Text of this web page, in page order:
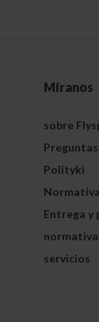
Míranos
sobre
Polityki
Entrega y
servicios